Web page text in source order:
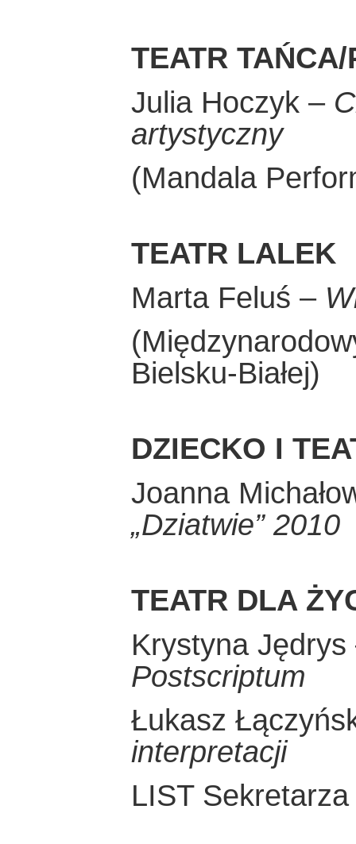
TEATR
Julia Hoczyk –
artystyczny
(Mandala
TEATR LALEK
Marta Feluś –
Bielsku-Białej)
DZIECKO I
Joanna
„Dziatwie” 2010
TEATR DLA
Krystyna
Postscriptum
Łukasz
interpretacji
LIST